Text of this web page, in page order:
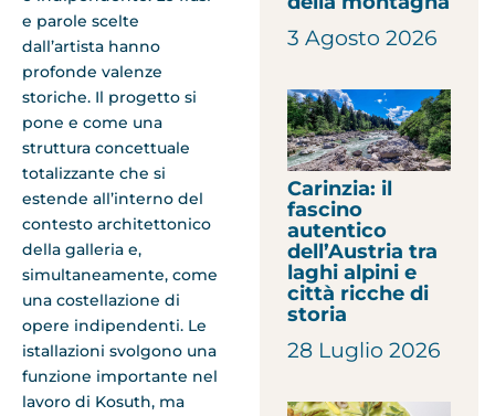
e parole scelte
dall’artista hanno
profonde valenze
storiche. Il progetto si
pone e come una
struttura concettuale
totalizzante che si
estende all’interno del
contesto architettonico
della galleria e,
simultaneamente, come
una costellazione di
opere indipendenti. Le
istallazioni svolgono una
funzione importante nel
lavoro di Kosuth, ma
3 Agosto 2026
Carinzia: il
fascino
autentico
dell’Austria tra
laghi alpini e
città ricche di
storia
28 Luglio 2026